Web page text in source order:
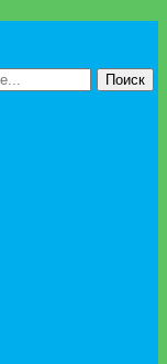
Поиск